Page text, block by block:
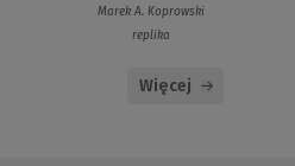
Marek A. Koprowski
replika
Więcej